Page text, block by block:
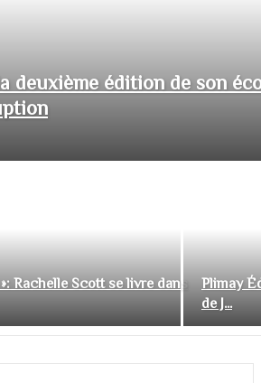
deuxième édition de son
Rachelle Scott se livre dans
Plimay
de J...